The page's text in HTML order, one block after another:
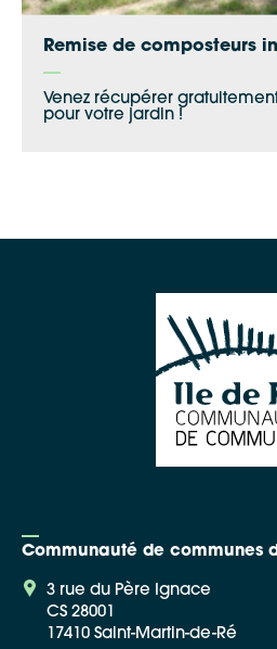
Remise de composteurs
Venez récupérer
pour votre jardin !
Communauté de communes
3 rue du Père Ignace
CS 28001
17410 Saint-Martin-de-Ré